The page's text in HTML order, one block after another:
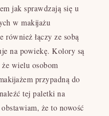
jak sprawdzają się u
w makijażu
również łączy ze sobą
na powiekę. Kolory są
że wielu osobom
przypadną do
tej paletki na
że to nowość